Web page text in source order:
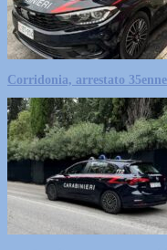
Corridonia, arrestato